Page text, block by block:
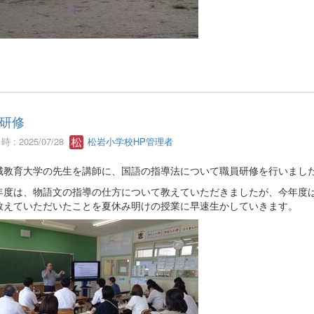
修
: 2025/07/28 松岩小学校HP管理者
教育大学の先生を講師に、国語の指導法について職員研修を行いまし
度は、物語文の指導の仕方について教えていただきましたが、今年
ていただいたことを夏休み明けの授業に早速生かしていきます。